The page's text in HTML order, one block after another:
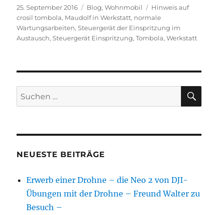
Veröffentlicht
am
25. September 2016 Kategorien
Blog,Wohnmobil Schlagwörter
Hinweis auf
crosil tombola, Maudolf in Werkstatt, normale
Wartungsarbeiten,Steuergerät der Einspritzung im
Austausch,Steuergerät Einspritzung,Tombola,Werkstatt
Suchen
nach:
NEUESTE BEITRÄGE
Erwerb einer Drohne – die Neo 2 von DJI-
Übungen mit der Drohne – Freund Walter zu
Besuch –